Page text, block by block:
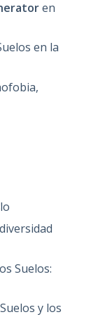
en
en la
Suelos:
y los